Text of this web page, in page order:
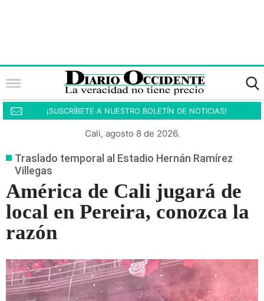
¡SUSCRÍBETE A NUESTRO BOLETÍN DE NOTICIAS!
Cali, agosto 8 de 2026.
Traslado temporal al Estadio Hernán Ramírez
Villegas
América de Cali jugará de
local en Pereira, conozca la
razón